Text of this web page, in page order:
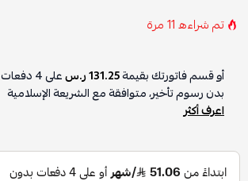
تم شراءه11مرة
أو قسم فاتورتك بقيمة131.25 ر.س على4دفعات
بدون رسوم تأخير، متوافقة مع الشريعة الإسلامية
اعرف أكثر